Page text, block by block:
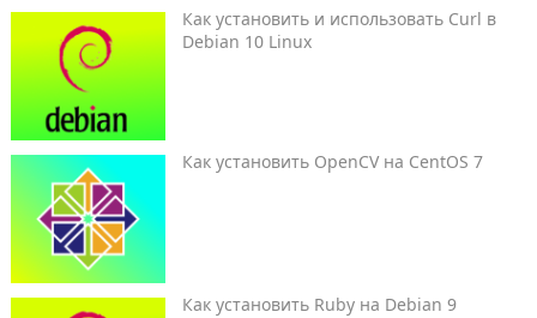
Как установить и использовать Curl в
Debian 10 Linux
Как установить OpenCV на CentOS 7
Как установить Ruby на Debian 9